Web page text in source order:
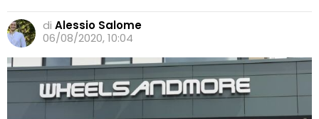
di Alessio Salome
06/08/2020, 10:04